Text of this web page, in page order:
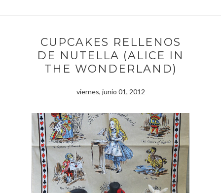
CUPCAKES RELLENOS
DE NUTELLA (ALICE IN
THE WONDERLAND)
viernes, junio 01, 2012